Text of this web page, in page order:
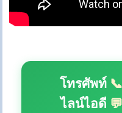
โทรศัพท์
ไลน์ไอดี